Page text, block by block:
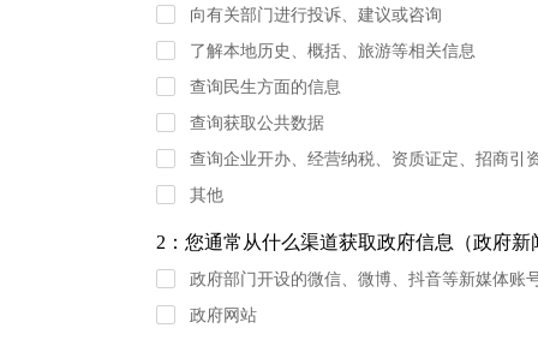
向有关部门进行投诉、建议或咨询
了解本地历史、概括、旅游等相关信息
查询民生方面的信息
查询获取公共数据
查询企业开办、经营纳税、资质证定、招商引
其他
2：您通常从什么渠道获取政府信息（政府
政府部门开设的微信、微博、抖音等新媒体账
政府网站